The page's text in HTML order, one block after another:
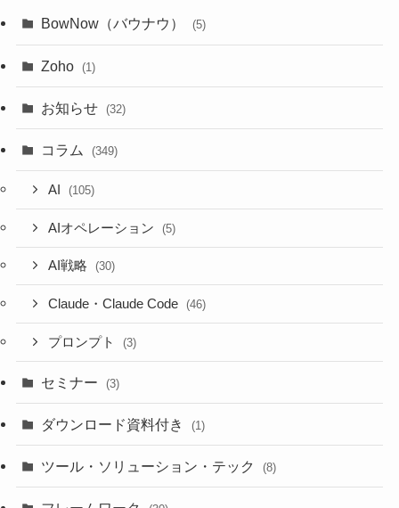
BowNow（バウナウ） (5)
Zoho (1)
お知らせ (32)
コラム (349)
AI (105)
AIオペレーション (5)
AI戦略 (30)
Claude・Claude Code (46)
プロンプト (3)
セミナー (3)
ダウンロード資料付き (1)
ツール・ソリューション・テック (8)